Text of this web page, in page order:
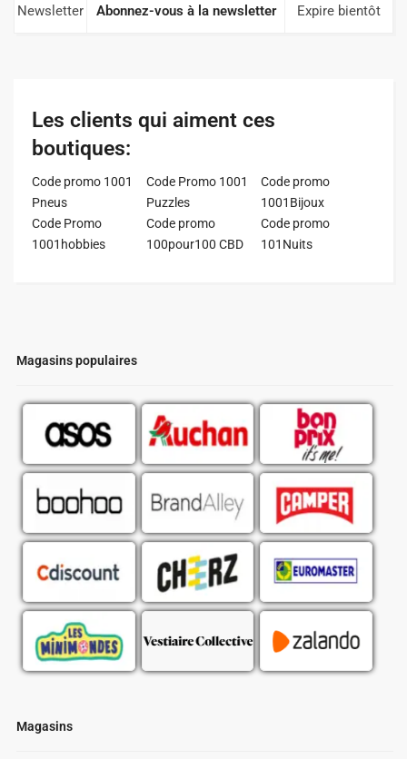
Magasins populaires
Magasins
Newsletter Abonnez-vous à la newsletter Expire bientôt
Les clients qui aiment ces
boutiques:
Code promo 1001
Pneus
Code Promo 1001
Puzzles
Code promo
1001Bijoux
Code Promo
1001hobbies
Code promo
100pour100 CBD
Code promo
101Nuits